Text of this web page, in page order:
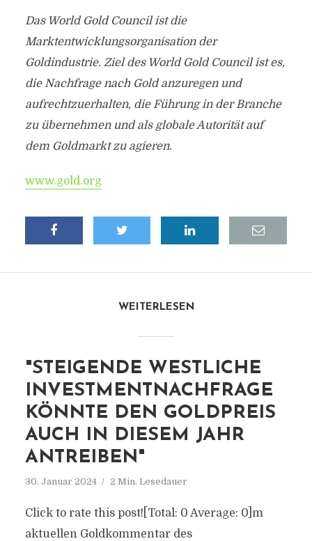
Das World Gold Council ist die
Marktentwicklungsorganisation der
Goldindustrie. Ziel des World Gold Council ist es,
die Nachfrage nach Gold anzuregen und
aufrechtzuerhalten, die Führung in der Branche
zu übernehmen und als globale Autorität auf
dem Goldmarkt zu agieren.
www.gold.org
WEITERLESEN
"STEIGENDE WESTLICHE
INVESTMENTNACHFRAGE
KÖNNTE DEN GOLDPREIS
AUCH IN DIESEM JAHR
ANTREIBEN"
30. Januar 2024 2 Min. Lesedauer
Click to rate this post![Total: 0 Average: 0]m
aktuellen Goldkommentar des